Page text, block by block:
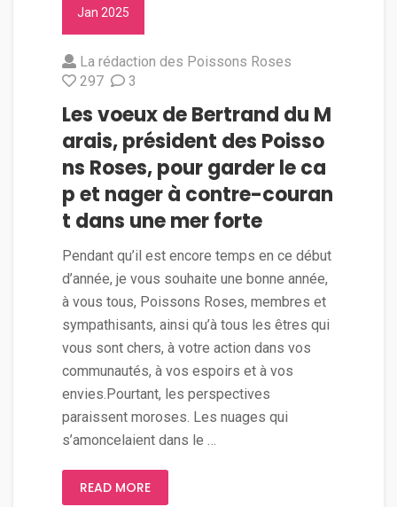
Jan 2025
La rédaction des Poissons Roses
297
3
Les voeux de Bertrand du M
arais, président des Poisso
ns Roses, pour garder le ca
p et nager à contre-couran
t dans une mer forte
Pendant qu’il est encore temps en ce début
d’année, je vous souhaite une bonne année,
à vous tous, Poissons Roses, membres et
sympathisants, ainsi qu’à tous les êtres qui
vous sont chers, à votre action dans vos
communautés, à vos espoirs et à vos
envies.Pourtant, les perspectives
paraissent moroses. Les nuages qui
s’amoncelaient dans le …
READ MORE